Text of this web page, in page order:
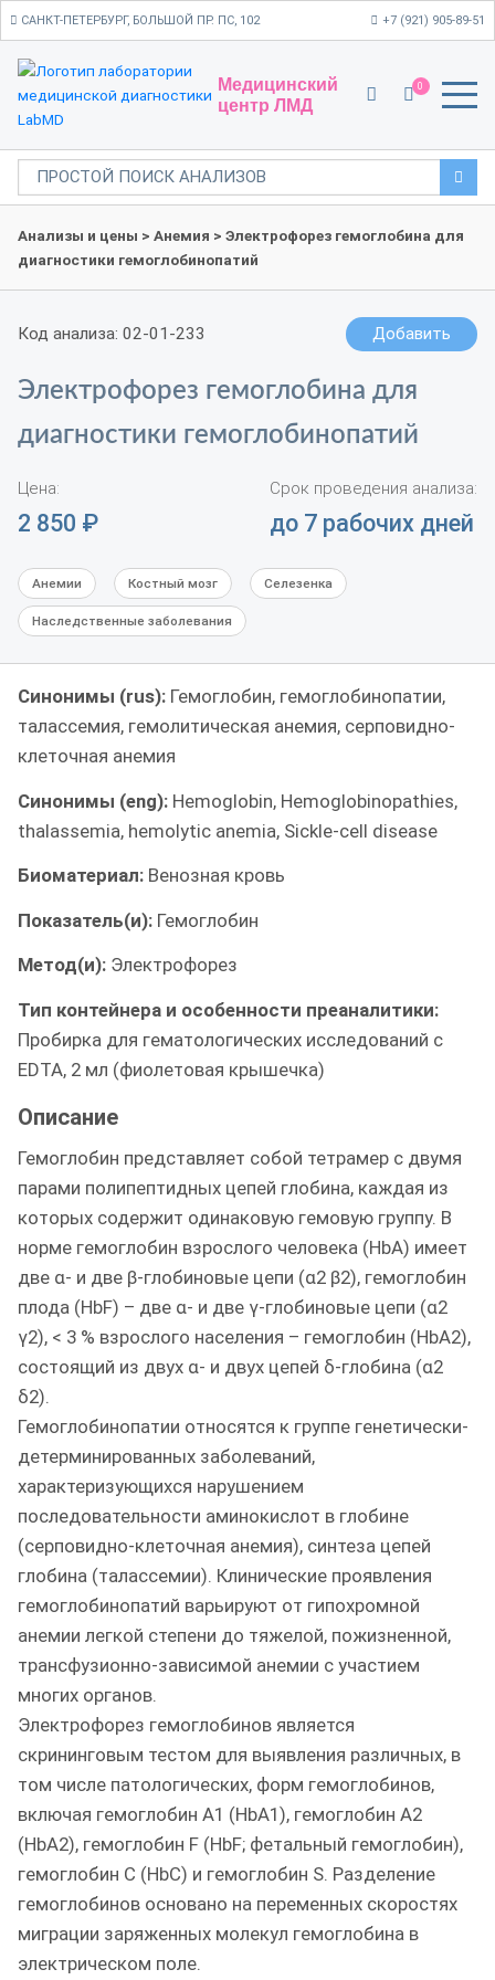
САНКТ-ПЕТЕРБУРГ, БОЛЬШОЙ ПР. ПС, 102 +7 (921) 905-89-51
Медицинский
центр ЛМД
0
Анализы и цены > Анемия > Электрофорез гемоглобина для
диагностики гемоглобинопатий
Код анализа: 02-01-233 Добавить
Электрофорез гемоглобина для
диагностики гемоглобинопатий
Цена:
2 850 ₽
Срок проведения анализа:
до 7 рабочих дней
Анемии Костный мозг Селезенка
Наследственные заболевания
Синонимы (rus): Гемоглобин, гемоглобинопатии,
талассемия, гемолитическая анемия, серповидно-
клеточная анемия
Синонимы (eng): Hemoglobin, Hemoglobinopathies,
thalassemia, hemolytic anemia, Sickle-cell disease
Биоматериал: Венозная кровь
Показатель(и): Гемоглобин
Метод(и): Электрофорез
Тип контейнера и особенности преаналитики:
Пробирка для гематологических исследований с
EDTA, 2 мл (фиолетовая крышечка)
Описание
Гемоглобин представляет собой тетрамер с двумя
парами полипептидных цепей глобина, каждая из
которых содержит одинаковую гемовую группу. В
норме гемоглобин взрослого человека (HbA) имеет
две α- и две β-глобиновые цепи (α2 β2), гемоглобин
плода (HbF) – две α- и две γ-глобиновые цепи (α2
γ2), < 3 % взрослого населения – гемоглобин (HbA2),
состоящий из двух α- и двух цепей δ-глобина (α2
δ2).
Гемоглобинопатии относятся к группе генетически-
детерминированных заболеваний,
характеризующихся нарушением
последовательности аминокислот в глобине
(серповидно-клеточная анемия), синтеза цепей
глобина (талассемии). Клинические проявления
гемоглобинопатий варьируют от гипохромной
анемии легкой степени до тяжелой, пожизненной,
трансфузионно-зависимой анемии с участием
многих органов.
Электрофорез гемоглобинов является
скрининговым тестом для выявления различных, в
том числе патологических, форм гемоглобинов,
включая гемоглобин А1 (HbA1), гемоглобин А2
(HbA2), гемоглобин F (HbF; фетальный гемоглобин),
гемоглобин С (HbC) и гемоглобин S. Разделение
гемоглобинов основано на переменных скоростях
миграции заряженных молекул гемоглобина в
электрическом поле.